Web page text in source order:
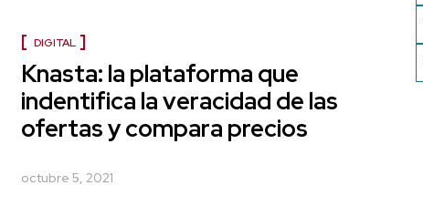
DIGITAL
Knasta: la plataforma que
indentifica la veracidad de las
ofertas y compara precios
octubre 5, 2021